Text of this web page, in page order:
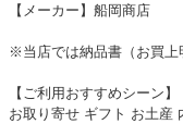
【メーカー】船岡商店
※当店では納品書（お買上
【ご利用おすすめシーン】
お取り寄せ ギフト お土産